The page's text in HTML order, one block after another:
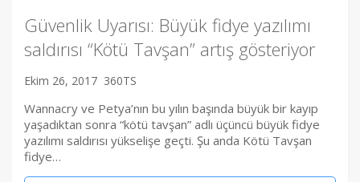
Güvenlik Uyarısı: Büyük fidye yazılımı
saldırısı “Kötü Tavşan” artış gösteriyor
Ekim 26, 2017 360TS
Wannacry ve Petya’nın bu yılın başında büyük bir kayıp
yaşadıktan sonra “kötü tavşan” adlı üçüncü büyük fidye
yazılımı saldırısı yükselişe geçti. Şu anda Kötü Tavşan
fidye…